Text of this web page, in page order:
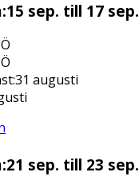
15 sep. till 17 sep.
:31 augusti
21 sep. till 23 sep.